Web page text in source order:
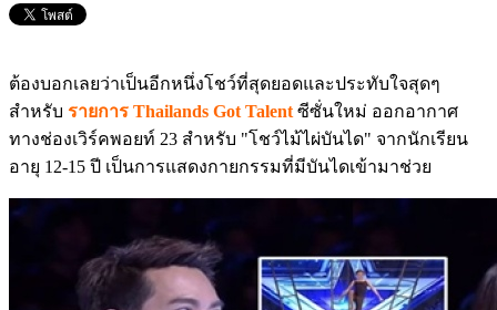
ต้องบอกเลยว่าเป็นอีกหนึ่งโชว์ที่สุดยอดและประทับใจสุดๆ
สำหรับ รายการ Thailands Got Talent ซีซั่นใหม่ ออกอากาศ
ทางช่องเวิร์คพอยท์ 23 สำหรับ "โชว์ไม้ไผ่บันได" จากนักเรียน
อายุ 12-15 ปี เป็นการแสดงกายกรรมที่มีบันไดเข้ามาช่วย